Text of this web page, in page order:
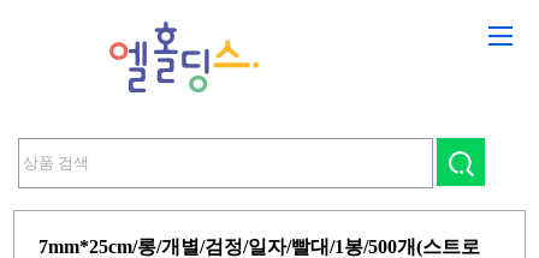
7mm*25cm/롱/개별/검정/일자/빨대/1봉/500개(스트로